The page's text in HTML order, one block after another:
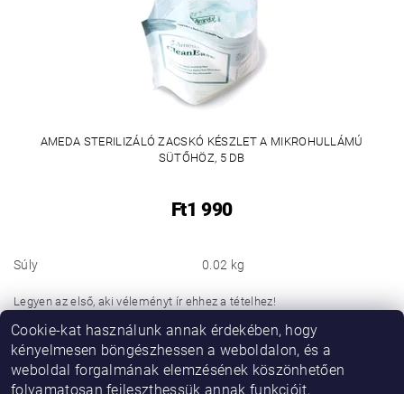
AMEDA STERILIZÁLÓ ZACSKÓ KÉSZLET A MIKROHULLÁMÚ
SÜTŐHÖZ, 5 DB
Ft1 990
Súly 0.02 kg
Legyen az első, aki véleményt ír ehhez a tételhez!
Hozzászólás hozzáadása
Cookie-kat használunk annak érdekében, hogy
kényelmesen böngészhessen a weboldalon, és a
weboldal forgalmának elemzésének köszönhetően
folyamatosan fejleszthessük annak funkcióit,